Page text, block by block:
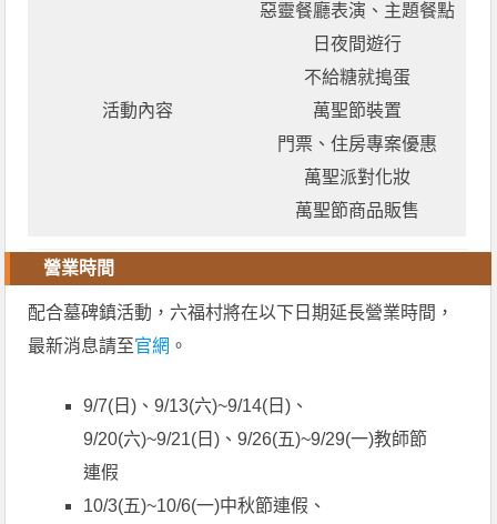
活動內容
惡靈餐廳表演、主題餐點
日夜間遊行
不給糖就搗蛋
萬聖節裝置
門票、住房專案優惠
萬聖派對化妝
萬聖節商品販售
營業時間
配合墓碑鎮活動，六福村將在以下日期延長營業時間，
最新消息請至官網 。
9/7(日)、9/13(六)~9/14(日)、
9/20(六)~9/21(日)、9/26(五)~9/29(一)教師節
連假
10/3(五)~10/6(一)中秋節連假、